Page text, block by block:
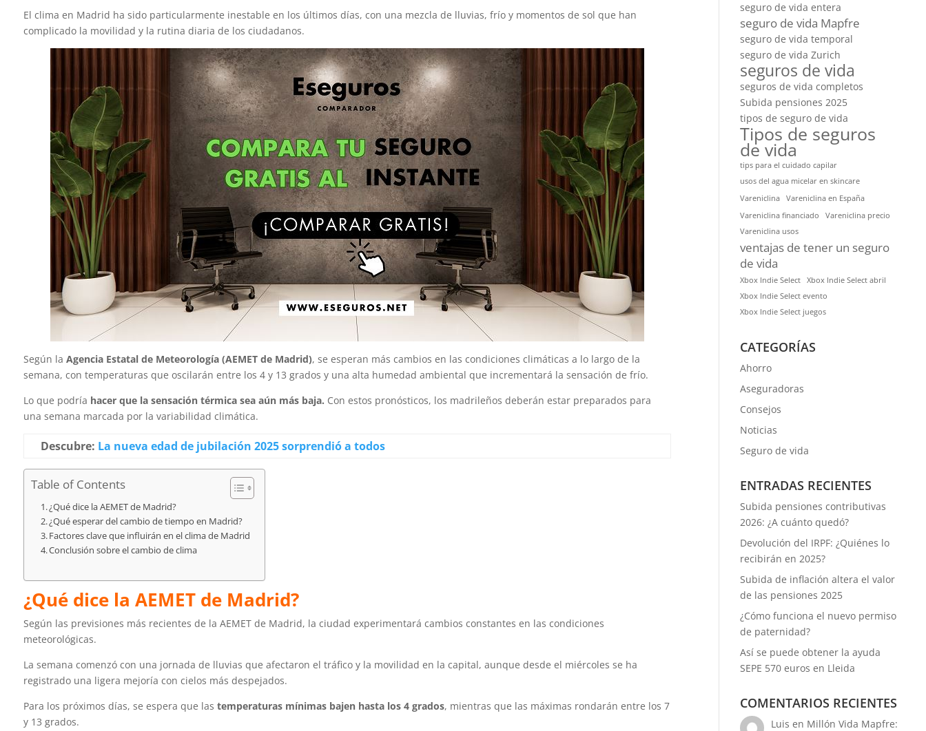
El clima en Madrid ha sido particularmente inestable en los últimos días, con una mezcla de lluvias, frío y momentos de sol que han
complicado la movilidad y la rutina diaria de los ciudadanos.
Según la Agencia Estatal de Meteorología (AEMET de Madrid), se esperan más cambios en las condiciones climáticas a lo largo de la
semana, con temperaturas que oscilarán entre los 4 y 13 grados y una alta humedad ambiental que incrementará la sensación de frío.
Lo que podría hacer que la sensación térmica sea aún más baja. Con estos pronósticos, los madrileños deberán estar preparados para
una semana marcada por la variabilidad climática.
Descubre: La nueva edad de jubilación 2025 sorprendió a todos
Table of Contents
¿Qué dice la AEMET de Madrid?
¿Qué esperar del cambio de tiempo en Madrid?
Factores clave que influirán en el clima de Madrid
Conclusión sobre el cambio de clima
¿Qué dice la AEMET de Madrid?
Según las previsiones más recientes de la AEMET de Madrid, la ciudad experimentará cambios constantes en las condiciones
meteorológicas.
La semana comenzó con una jornada de lluvias que afectaron el tráfico y la movilidad en la capital, aunque desde el miércoles se ha
registrado una ligera mejoría con cielos más despejados.
Para los próximos días, se espera que las temperaturas mínimas bajen hasta los 4 grados, mientras que las máximas rondarán entre los 7
y 13 grados.
seguro de vida entera
seguro de vida Mapfre
seguro de vida temporal
seguro de vida Zurich
seguros de vida
seguros de vida completos
Subida pensiones 2025
tipos de seguro de vida
Tipos de seguros
de vida
tips para el cuidado capilar
usos del agua micelar en skincare
Vareniclina
Vareniclina en España
Vareniclina financiado
Vareniclina precio
Vareniclina usos
ventajas de tener un seguro
de vida
Xbox Indie Select
Xbox Indie Select abril
Xbox Indie Select evento
Xbox Indie Select juegos
CATEGORÍAS
Ahorro
Aseguradoras
Consejos
Noticias
Seguro de vida
ENTRADAS RECIENTES
Subida pensiones contributivas
2026: ¿A cuánto quedó?
Devolución del IRPF: ¿Quiénes lo
recibirán en 2025?
Subida de inflación altera el valor
de las pensiones 2025
¿Cómo funciona el nuevo permiso
de paternidad?
Así se puede obtener la ayuda
SEPE 570 euros en Lleida
COMENTARIOS RECIENTES
Luis en Millón Vida Mapfre: